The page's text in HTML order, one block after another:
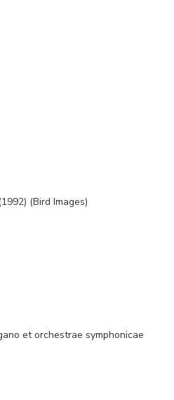
(Bird Images)
et orchestrae symphonicae